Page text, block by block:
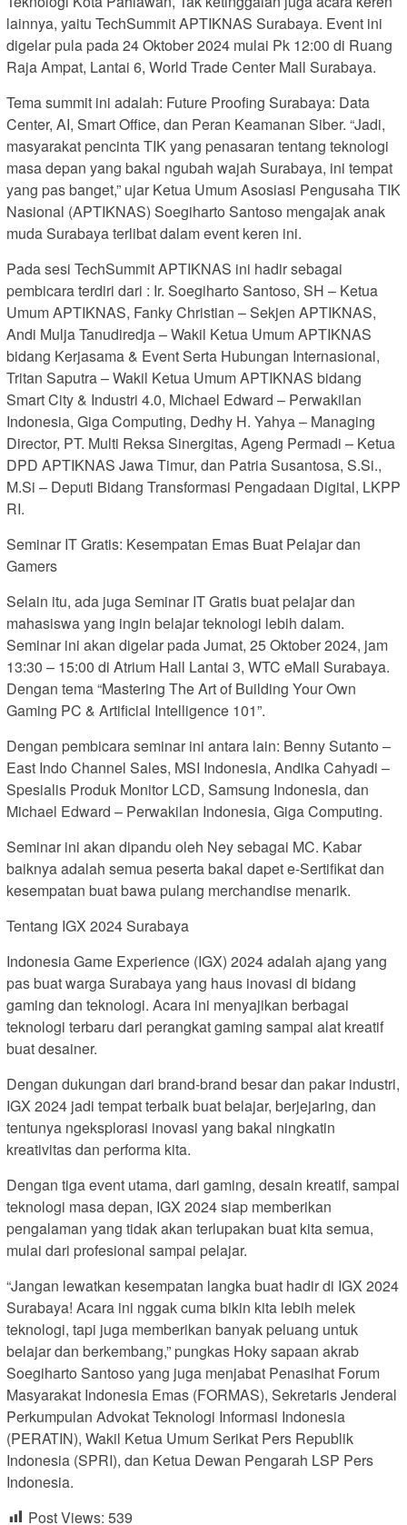
lainnya, yaitu TechSummit APTIKNAS Surabaya. Event ini
digelar pula pada 24 Oktober 2024 mulai Pk 12:00 di Ruang
Raja Ampat, Lantai 6, World Trade Center Mall Surabaya.
Tema summit ini adalah: Future Proofing Surabaya: Data
Center, AI, Smart Office, dan Peran Keamanan Siber. “Jadi,
masyarakat pencinta TIK yang penasaran tentang teknologi
masa depan yang bakal ngubah wajah Surabaya, ini tempat
yang pas banget,” ujar Ketua Umum Asosiasi Pengusaha TIK
Nasional (APTIKNAS) Soegiharto Santoso mengajak anak
muda Surabaya terlibat dalam event keren ini.
Pada sesi TechSummit APTIKNAS ini hadir sebagai
pembicara terdiri dari : Ir. Soegiharto Santoso, SH – Ketua
Umum APTIKNAS, Fanky Christian – Sekjen APTIKNAS,
Andi Mulja Tanudiredja – Wakil Ketua Umum APTIKNAS
bidang Kerjasama & Event Serta Hubungan Internasional,
Tritan Saputra – Wakil Ketua Umum APTIKNAS bidang
Smart City & Industri 4.0, Michael Edward – Perwakilan
Indonesia, Giga Computing, Dedhy H. Yahya – Managing
Director, PT. Multi Reksa Sinergitas, Ageng Permadi – Ketua
DPD APTIKNAS Jawa Timur, dan Patria Susantosa, S.Si.,
M.Si – Deputi Bidang Transformasi Pengadaan Digital, LKPP
RI.
Seminar IT Gratis: Kesempatan Emas Buat Pelajar dan
Gamers
Selain itu, ada juga Seminar IT Gratis buat pelajar dan
mahasiswa yang ingin belajar teknologi lebih dalam.
Seminar ini akan digelar pada Jumat, 25 Oktober 2024, jam
13:30 – 15:00 di Atrium Hall Lantai 3, WTC eMall Surabaya.
Dengan tema “Mastering The Art of Building Your Own
Gaming PC & Artificial Intelligence 101”.
Dengan pembicara seminar ini antara lain: Benny Sutanto –
East Indo Channel Sales, MSI Indonesia, Andika Cahyadi –
Spesialis Produk Monitor LCD, Samsung Indonesia, dan
Michael Edward – Perwakilan Indonesia, Giga Computing.
Seminar ini akan dipandu oleh Ney sebagai MC. Kabar
baiknya adalah semua peserta bakal dapet e-Sertifikat dan
kesempatan buat bawa pulang merchandise menarik.
Tentang IGX 2024 Surabaya
Indonesia Game Experience (IGX) 2024 adalah ajang yang
pas buat warga Surabaya yang haus inovasi di bidang
gaming dan teknologi. Acara ini menyajikan berbagai
teknologi terbaru dari perangkat gaming sampai alat kreatif
buat desainer.
Dengan dukungan dari brand-brand besar dan pakar industri,
IGX 2024 jadi tempat terbaik buat belajar, berjejaring, dan
tentunya ngeksplorasi inovasi yang bakal ningkatin
kreativitas dan performa kita.
Dengan tiga event utama, dari gaming, desain kreatif, sampai
teknologi masa depan, IGX 2024 siap memberikan
pengalaman yang tidak akan terlupakan buat kita semua,
mulai dari profesional sampai pelajar.
“Jangan lewatkan kesempatan langka buat hadir di IGX 2024
Surabaya! Acara ini nggak cuma bikin kita lebih melek
teknologi, tapi juga memberikan banyak peluang untuk
belajar dan berkembang,” pungkas Hoky sapaan akrab
Soegiharto Santoso yang juga menjabat Penasihat Forum
Masyarakat Indonesia Emas (FORMAS), Sekretaris Jenderal
Perkumpulan Advokat Teknologi Informasi Indonesia
(PERATIN), Wakil Ketua Umum Serikat Pers Republik
Indonesia (SPRI), dan Ketua Dewan Pengarah LSP Pers
Indonesia.
Post Views: 539